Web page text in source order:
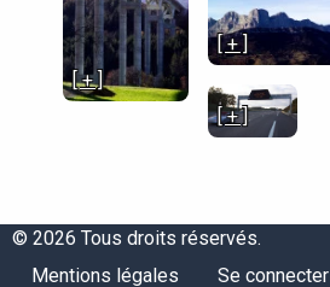
[ + ]
[ + ]
[ + ]
© 2026 Tous droits réservés.
Menu
Mentions légales Menu
Se connecter